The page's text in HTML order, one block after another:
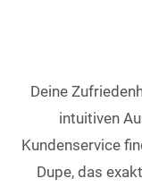
Deine
intuitiven
Kundenservice
Dupe, das